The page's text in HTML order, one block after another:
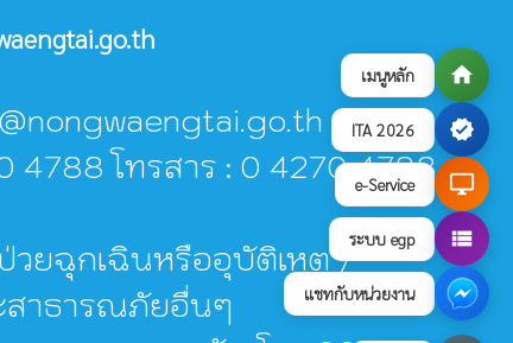
เมนูหลัก home
ITA 2026 verified
e-Service desktop_windows
ระบบ egp view_list
แชทกับหน่วยงาน
4788 โทรสาร : 0 4270 4788
วยฉุกเฉินหรืออุบัติเหตุ /
สาธารณภัยอื่นๆ